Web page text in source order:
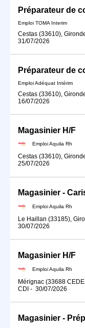
Préparateur de
Emploi TOMA Interim
Cestas (33610),
31/07/2026
Préparateur de
Emploi Adéquat Intérim
Cestas (33610),
16/07/2026
Magasinier H/F
Emploi Aquila Rh
Cestas (33610),
25/07/2026
Magasinier -
Emploi Aquila Rh
Le Haillan (33185),
30/07/2026
Magasinier H/F
Emploi Aquila Rh
Mérignac (33688
CDI - 30/07/2026
Magasinier -